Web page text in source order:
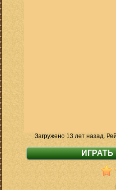
Загружено 13 лет назад.